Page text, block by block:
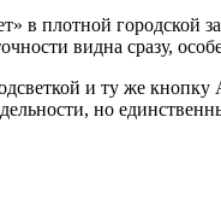
в плотной городской
видна сразу,
и ту же
но